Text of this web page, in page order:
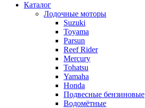
Каталог
Лодочные моторы
Suzuki
Toyama
Parsun
Reef Rider
Mercury
Tohatsu
Yamaha
Honda
Подвесные бензиновые
Водомётные